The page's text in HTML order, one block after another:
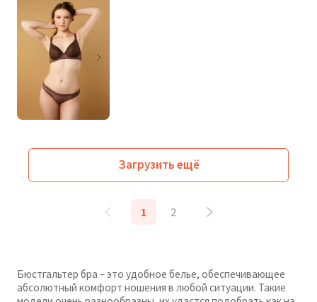
Загрузить ещё
1 2
Бюстгальтер бра – это удобное белье, обеспечивающее
абсолютный комфорт ношения в любой ситуации. Такие